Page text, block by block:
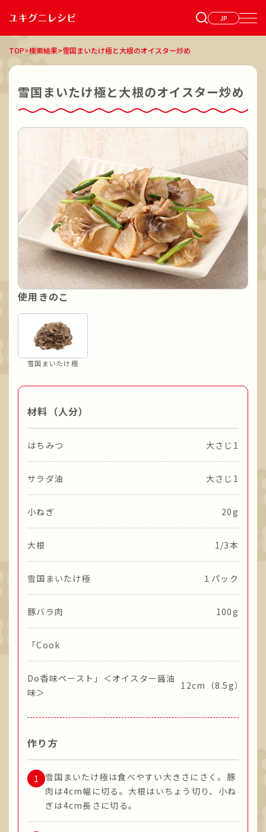
JP
TOP>検索結果>雪国まいたけ極と大根のオイスター炒め
雪国まいたけ極と大根のオイスター炒め
使用きのこ
雪国まいたけ極
材料（人分）
はちみつ 大さじ1
サラダ油 大さじ1
小ねぎ 20g
大根 1/3本
雪国まいたけ極 １パック
豚バラ肉 100g
「Cook
Do香味ペースト」＜オイスター醤油
味＞
12cm（8.5g）
作り方
雪国まいたけ極は食べやすい大きさにさく。豚
肉は4cm幅に切る。大根はいちょう切り、小ね
ぎは4cm長さに切る。